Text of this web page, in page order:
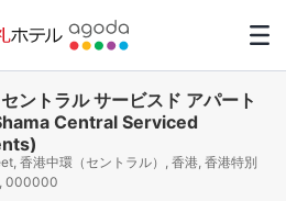
ントラル サービスド アパート
Central Serviced
香港中環（セントラル）, 香港, 香港特別
000000